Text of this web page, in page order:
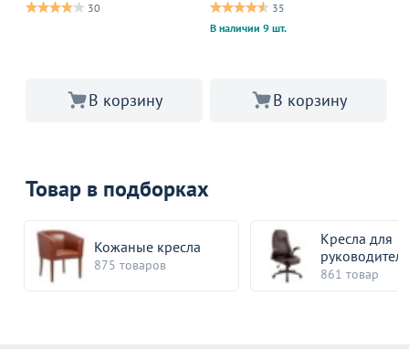
30
В корзину
35
В наличии 9 шт.
В корзину
Товар в подборках
Кожаные кресла
875 товаров
Кресла для
861 товар